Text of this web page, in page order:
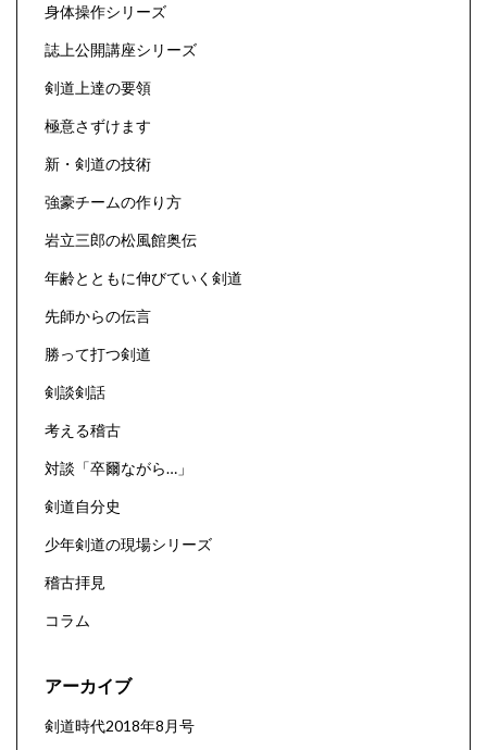
身体操作シリーズ
誌上公開講座シリーズ
剣道上達の要領
極意さずけます
新・剣道の技術
強豪チームの作り方
岩立三郎の松風館奥伝
年齢とともに伸びていく剣道
先師からの伝言
勝って打つ剣道
剣談剣話
考える稽古
対談「卒爾ながら…」
剣道自分史
少年剣道の現場シリーズ
稽古拝見
コラム
アーカイブ
剣道時代2018年8月号